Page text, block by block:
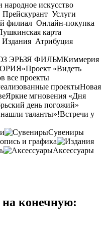
народное искусство
Прейскурант Услуги
филиал Онлайн-покупка
карта
Издания Атрибуция
ЭРЬЗЯ ФИЛЬМКиммерия
Проект «Видеть
все проекты
проектыНовая
Яркие мгновения «Дня
день погожий»
таланты»!Встречи у
Сувениры
и графика
Аксессуары
конечную: